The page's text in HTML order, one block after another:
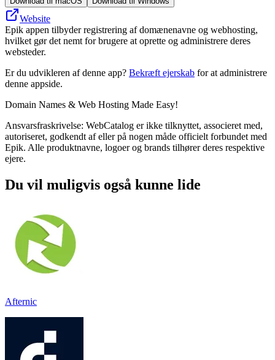
Website
Epik appen tilbyder registrering af domænenavne og webhosting,
hvilket gør det nemt for brugere at oprette og administrere deres
websteder.
Er du udvikleren af denne app? Bekræft ejerskab for at administrere
denne appside.
Domain Names & Web Hosting Made Easy!
Ansvarsfraskrivelse: WebCatalog er ikke tilknyttet, associeret med,
autoriseret, godkendt af eller på nogen måde officielt forbundet med
Epik. Alle produktnavne, logoer og brands tilhører deres respektive
ejere.
Du vil muligvis også kunne lide
Afternic